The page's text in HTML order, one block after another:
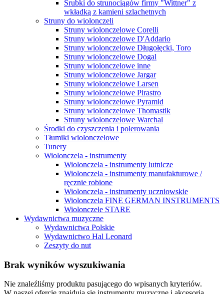
Śrubki do strunociągów firmy "Wittner" z
wkładką z kamieni szlachetnych
Struny do wiolonczeli
Struny wiolonczelowe Corelli
Struny wiolonczelowe D'Addario
Struny wiolonczelowe Długołęcki, Toro
Struny wiolonczelowe Dogal
Struny wiolonczelowe inne
Struny wiolonczelowe Jargar
Struny wiolonczelowe Larsen
Struny wiolonczelowe Pirastro
Struny wiolonczelowe Pyramid
Struny wiolonczelowe Thomastik
Struny wiolonczelowe Warchal
Środki do czyszczenia i polerowania
Tłumiki wiolonczelowe
Tunery
Wiolonczela - instrumenty
Wiolonczela - instrumenty lutnicze
Wiolonczela - instrumenty manufakturowe /
ręcznie robione
Wiolonczela - instrumenty uczniowskie
Wiolonczela FINE GERMAN INSTRUMENTS
Wiolonczele STARE
Wydawnictwa muzyczne
Wydawnictwa Polskie
Wydawnictwo Hal Leonard
Zeszyty do nut
Brak wyników wyszukiwania
Nie znaleźliśmy produktu pasującego do wpisanych kryteriów.